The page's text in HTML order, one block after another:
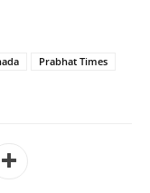
Prabhat Times